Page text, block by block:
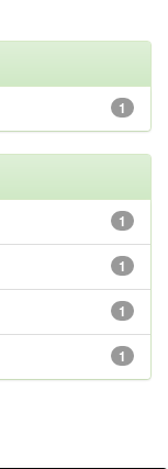
1
1
1
1
1